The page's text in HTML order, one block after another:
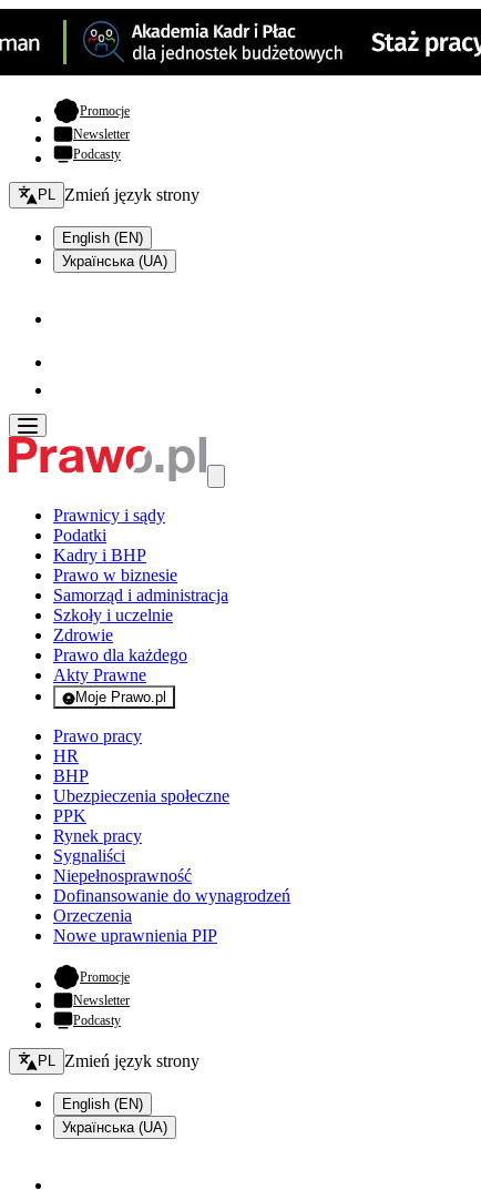
Promocje- otwiera się w nowej karcie
Newsletter
Podcasty
Zmień język - bieżący:
PL Zmień język strony
English (EN)
Українська (UA)
Prawnicy i sądy
Podatki
Kadry i BHP
Prawo w biznesie
Samorząd i administracja
Szkoły i uczelnie
Zdrowie
Prawo dla każdego
Akty Prawne
Moje Prawo.pl
- rejestracja i logowanie do serwisu
Prawo pracy
HR
BHP
Ubezpieczenia społeczne
PPK
Rynek pracy
Sygnaliści
Niepełnosprawność
Dofinansowanie do wynagrodzeń
Orzeczenia
Nowe uprawnienia PIP
Promocje- otwiera się w nowej karcie
Newsletter
Podcasty
Zmień język - bieżący:
PL Zmień język strony
English (EN)
Українська (UA)